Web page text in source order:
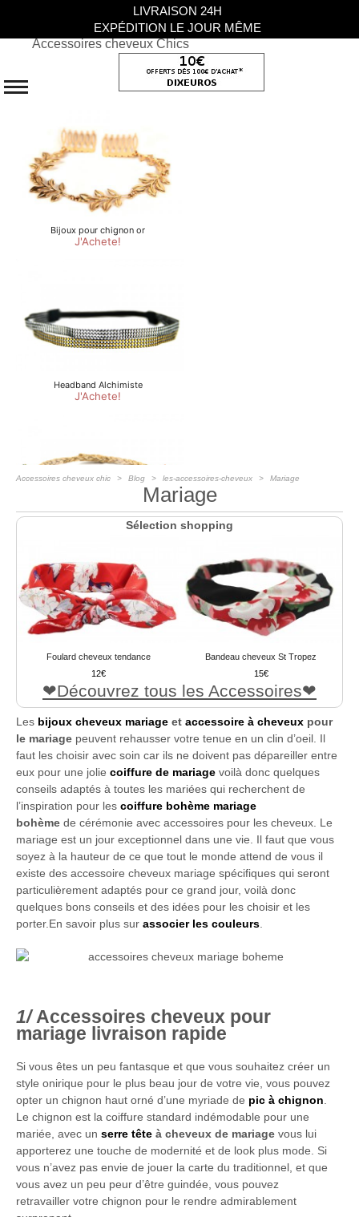
Accessoires cheveux Chics
Accessoires cheveux chic Blog les-accessoires-cheveux Mariage
Mariage
Sélection shopping
Foulard cheveux tendance
12
Bandeau cheveux St Tropez
15
Découvrez tous les Accessoires
Les bijoux cheveux mariage et accessoire à cheveux pour
le mariage peuvent rehausser votre tenue en un clin d’oeil. Il
faut les choisir avec soin car ils ne doivent pas dépareiller entre
eux pour une jolie coiffure de mariage voilà donc quelques
conseils adaptés à toutes les mariées qui recherchent de
l’inspiration pour les coiffure bohème mariage
bohème de cérémonie avec accessoires pour les cheveux. Le
mariage est un jour exceptionnel dans une vie. Il faut que vous
soyez à la hauteur de ce que tout le monde attend de vous il
existe des accessoire cheveux mariage spécifiques qui seront
particulièrement adaptés pour ce grand jour, voilà donc
quelques bons conseils et des idées pour les choisir et les
porter.En savoir plus sur associer les couleurs
Accessoires cheveux pour
mariage livraison rapide
Si vous êtes un peu fantasque et que vous souhaitez créer un
style onirique pour le plus beau jour de votre vie, vous pouvez
opter un chignon haut orné d’une myriade de pic à chignon
Le chignon est la coiffure standard indémodable pour une
mariée, avec un serre tête à cheveux de mariage vous lui
apporterez une touche de modernité et de look plus mode. Si
vous n’avez pas envie de jouer la carte du traditionnel, et que
vous avez un peu peur d’être guindée, vous pouvez
retravailler votre chignon pour le rendre admirablement
LIVRAISON 24H
EXPÉDITION LE JOUR MÊME